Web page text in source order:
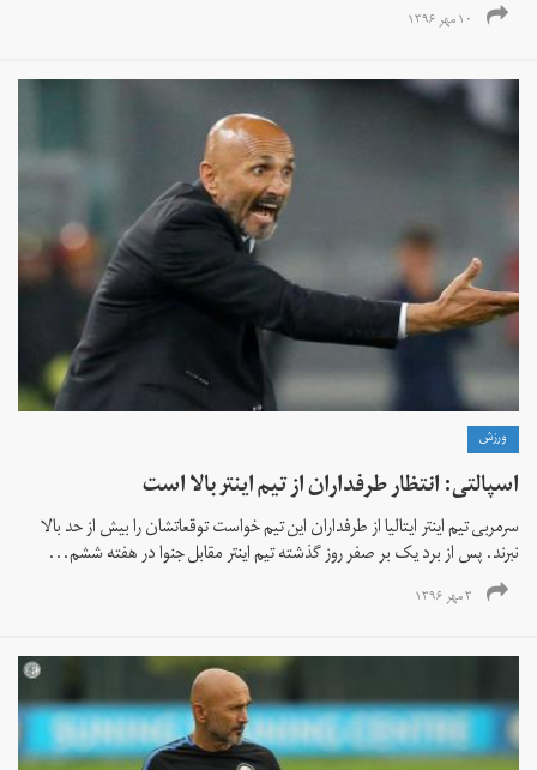
۱۰ مهر ۱۳۹۶
ورزش
اسپالتی: انتظار طرفداران از تیم اینتر بالا است
سرمربی تیم اینتر ایتالیا از طرفداران این تیم خواست توقعاتشان را بیش از حد بالا
نبرند. پس از برد یک بر صفر روز گذشته تیم اینتر مقابل جنوا در هفته ششم...
۳ مهر ۱۳۹۶